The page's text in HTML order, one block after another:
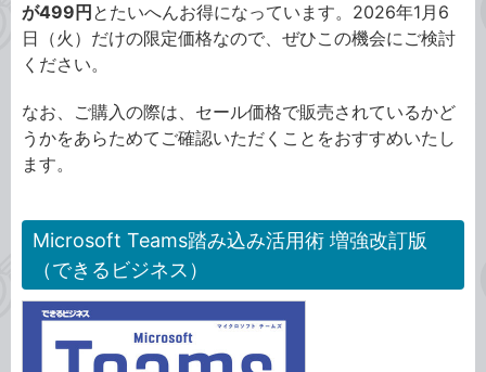
が499円 とたいへんお得になっています。2026年1月6
日（火）だけの限定価格なので、ぜひこの機会にご検討
ください。
なお、ご購入の際は、セール価格で販売されているかど
うかをあらためてご確認いただくことをおすすめいたし
ます。
Microsoft Teams踏み込み活用術 増強改訂版
（できるビジネス）